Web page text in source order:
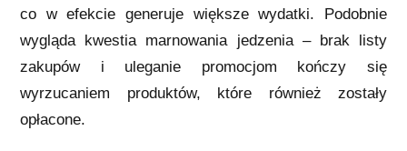
co w efekcie generuje większe wydatki. Podobnie
wygląda kwestia marnowania jedzenia – brak listy
zakupów i uleganie promocjom kończy się
wyrzucaniem produktów, które również zostały
opłacone.